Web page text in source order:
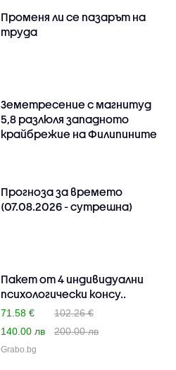
Променя ли се пазарът на
труда
Земетресение с магнитуд
5,8 разлюля западното
крайбрежие на Филипините
Прогноза за времето
(07.08.2026 - сутрешна)
Пакет от 4 индивидуални
психологически консу..
71.58 €
102.26 €
140.00 лв
200.00 лв
Grabo.bg